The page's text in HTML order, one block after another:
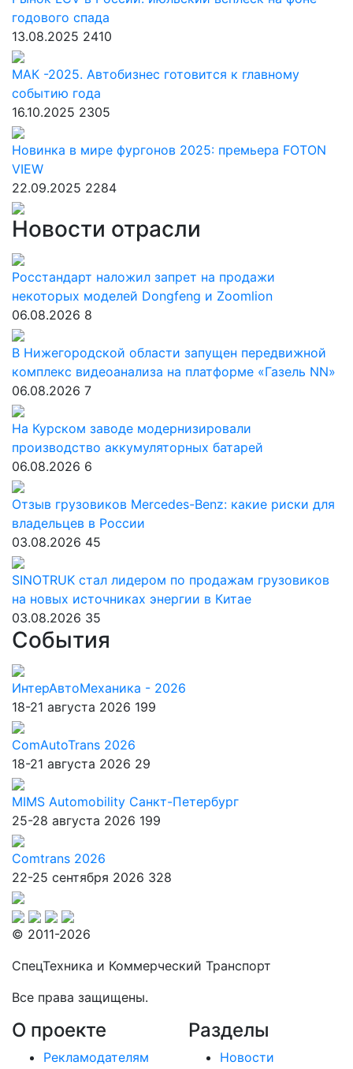
годового спада
13.08.2025 2410
МАК -2025. Автобизнес готовится к главному
событию года
16.10.2025 2305
Новинка в мире фургонов 2025: премьера FOTON
VIEW
22.09.2025 2284
Новости отрасли
Росстандарт наложил запрет на продажи
некоторых моделей Dongfeng и Zoomlion
06.08.2026 8
В Нижегородской области запущен передвижной
комплекс видеоанализа на платформе «Газель NN»
06.08.2026 7
На Курском заводе модернизировали
производство аккумуляторных батарей
06.08.2026 6
Отзыв грузовиков Mercedes-Benz: какие риски для
владельцев в России
03.08.2026 45
SINOTRUK стал лидером по продажам грузовиков
на новых источниках энергии в Китае
03.08.2026 35
События
ИнтерАвтоМеханика - 2026
18-21 августа 2026 199
ComAutoTrans 2026
18-21 августа 2026 29
MIMS Automobility Санкт-Петербург
25-28 августа 2026 199
Comtrans 2026
22-25 сентября 2026 328
© 2011-2026
СпецТехника и Коммерческий Транспорт
Все права защищены.
О проекте
Рекламодателям
Разделы
Новости